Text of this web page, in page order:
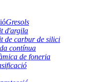
Gresols
d'argila
de carbur de silici
contínua
de foneria